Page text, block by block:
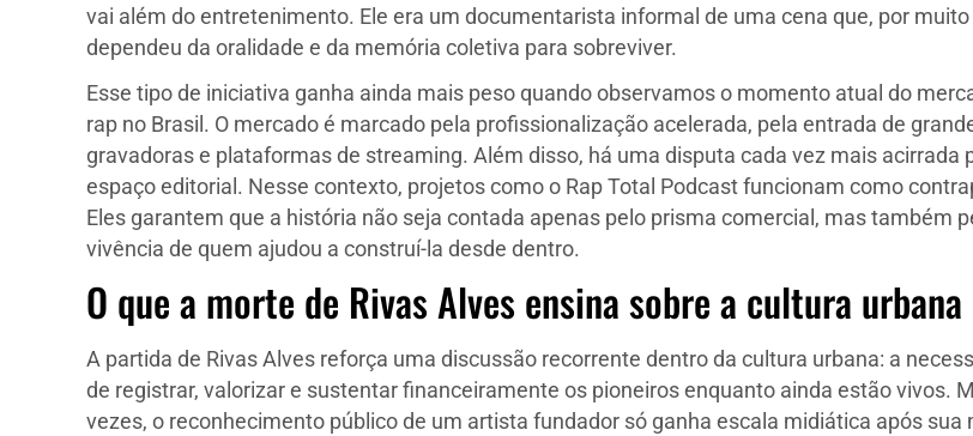
vai além do entretenimento. Ele era um documentarista informal de uma cena que, por
dependeu da oralidade e da memória coletiva para sobreviver.
Esse tipo de iniciativa ganha ainda mais peso quando observamos o momento atual do
rap no Brasil. O mercado é marcado pela profissionalização acelerada, pela entrada de
gravadoras e plataformas de streaming. Além disso, há uma disputa cada vez mais acirrada
espaço editorial. Nesse contexto, projetos como o Rap Total Podcast funcionam como
Eles garantem que a história não seja contada apenas pelo prisma comercial, mas também
vivência de quem ajudou a construí-la desde dentro.
O que a morte de Rivas Alves ensina sobre a cultura urbana
A partida de Rivas Alves reforça uma discussão recorrente dentro da cultura urbana: a
de registrar, valorizar e sustentar financeiramente os pioneiros enquanto ainda estão vivos.
vezes, o reconhecimento público de um artista fundador só ganha escala midiática após sua